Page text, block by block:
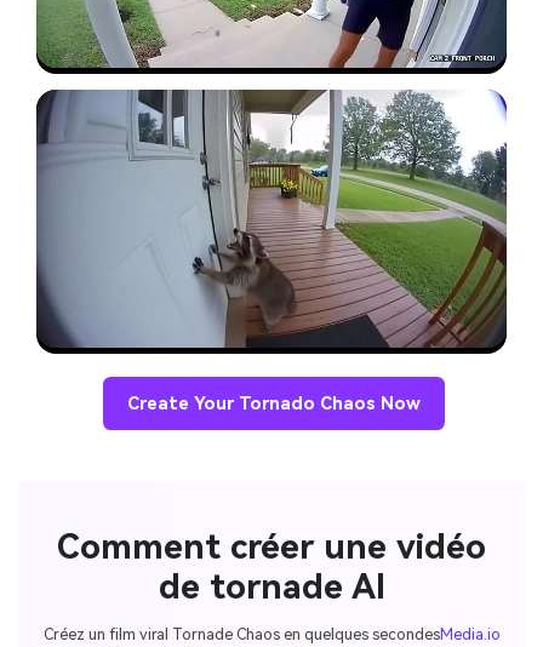
Create Your Tornado Chaos Now
Comment créer une vidéo
de tornade AI
Créez un film viral Tornade Chaos en quelques secondesMedia.io